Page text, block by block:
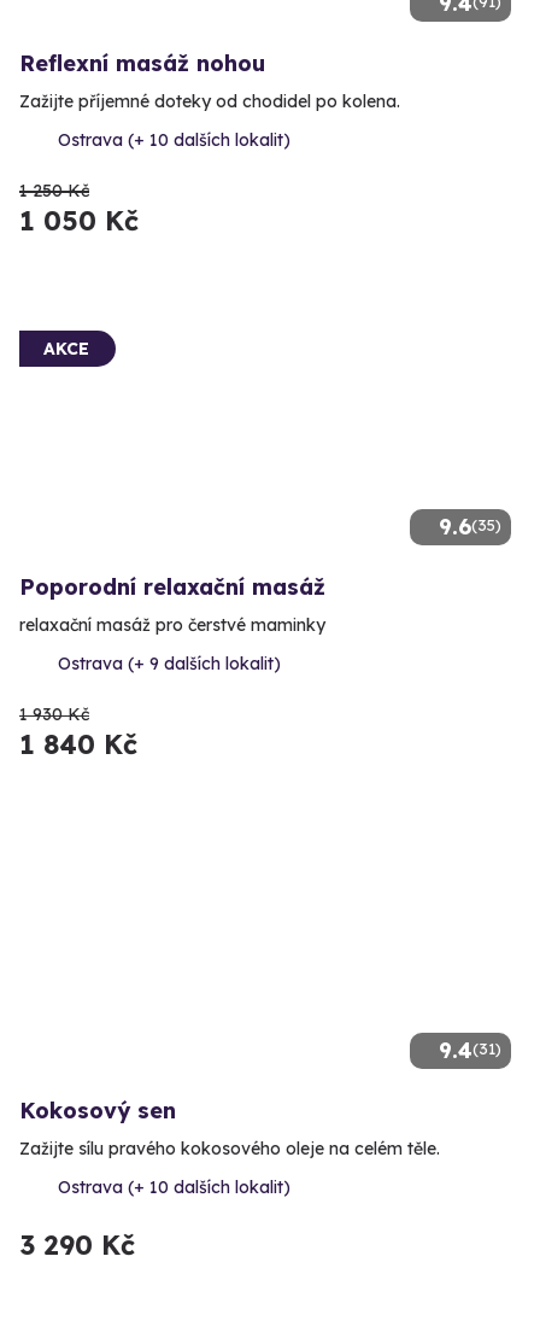
Reflexní masáž nohou
Zažijte příjemné doteky od chodidel po kolena.
Ostrava (+ 10 dalších lokalit)
1 250 Kč
1 050 Kč
9.6(35)
AKCE
Poporodní relaxační masáž
relaxační masáž pro čerstvé maminky
Ostrava (+ 9 dalších lokalit)
1 930 Kč
1 840 Kč
9.4(31)
Kokosový sen
Zažijte sílu pravého kokosového oleje na celém těle.
Ostrava (+ 10 dalších lokalit)
3 290 Kč